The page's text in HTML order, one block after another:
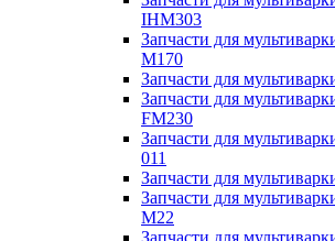
IHM303
Запчасти для
M170
Запчасти для
Запчасти для
FM230
Запчасти для
011
Запчасти для
Запчасти для
M22
Запчасти для